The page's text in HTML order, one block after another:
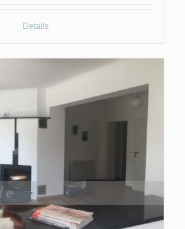
Details